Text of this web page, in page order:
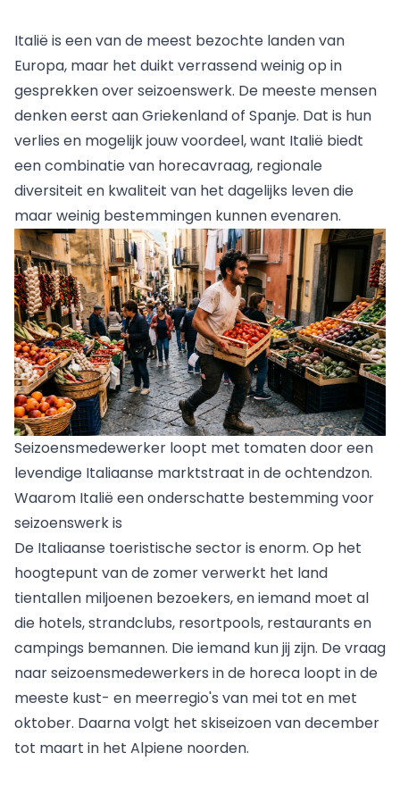
Italië is een van de meest bezochte landen van
Europa, maar het duikt verrassend weinig op in
gesprekken over seizoenswerk. De meeste mensen
denken eerst aan Griekenland of Spanje. Dat is hun
verlies en mogelijk jouw voordeel, want Italië biedt
een combinatie van horecavraag, regionale
diversiteit en kwaliteit van het dagelijks leven die
maar weinig bestemmingen kunnen evenaren.
Seizoensmedewerker loopt met tomaten door een
levendige Italiaanse marktstraat in de ochtendzon.
Waarom Italië een onderschatte bestemming voor
seizoenswerk is
De Italiaanse toeristische sector is enorm. Op het
hoogtepunt van de zomer verwerkt het land
tientallen miljoenen bezoekers, en iemand moet al
die hotels, strandclubs, resortpools, restaurants en
campings bemannen. Die iemand kun jij zijn. De vraag
naar seizoensmedewerkers in de horeca loopt in de
meeste kust- en meerregio's van mei tot en met
oktober. Daarna volgt het skiseizoen van december
tot maart in het Alpiene noorden.